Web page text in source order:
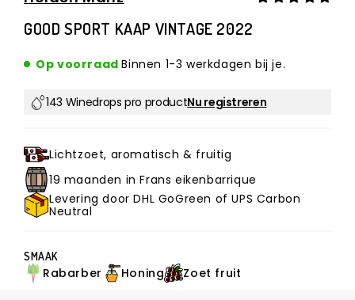
GOOD SPORT KAAP VINTAGE 2022
Op voorraadBinnen 1-3 werkdagen bij je.
143 Winedrops pro productNu registreren
Lichtzoet, aromatisch & fruitig
19 maanden in Frans eikenbarrique
Levering door DHL GoGreen of UPS Carbon
Neutral
SMAAK
Rabarber Honing Zoet fruit